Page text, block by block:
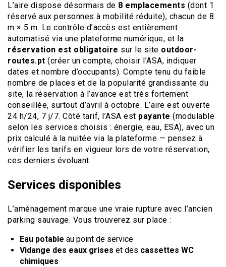
L’aire dispose désormais de 8 emplacements (dont 1
réservé aux personnes à mobilité réduite), chacun de 8
m × 5 m. Le contrôle d’accès est entièrement
automatisé via une plateforme numérique, et la
réservation est obligatoire sur le site outdoor-
routes.pt (créer un compte, choisir l’ASA, indiquer
dates et nombre d’occupants). Compte tenu du faible
nombre de places et de la popularité grandissante du
site, la réservation à l’avance est très fortement
conseillée, surtout d’avril à octobre. L’aire est ouverte
24 h/24, 7 j/7. Côté tarif, l’ASA est payante (modulable
selon les services choisis : énergie, eau, ESA), avec un
prix calculé à la nuitée via la plateforme — pensez à
vérifier les tarifs en vigueur lors de votre réservation,
ces derniers évoluant.
Services disponibles
L’aménagement marque une vraie rupture avec l’ancien
parking sauvage. Vous trouverez sur place :
Eau potable au point de service
Vidange des eaux grises et des cassettes WC
chimiques